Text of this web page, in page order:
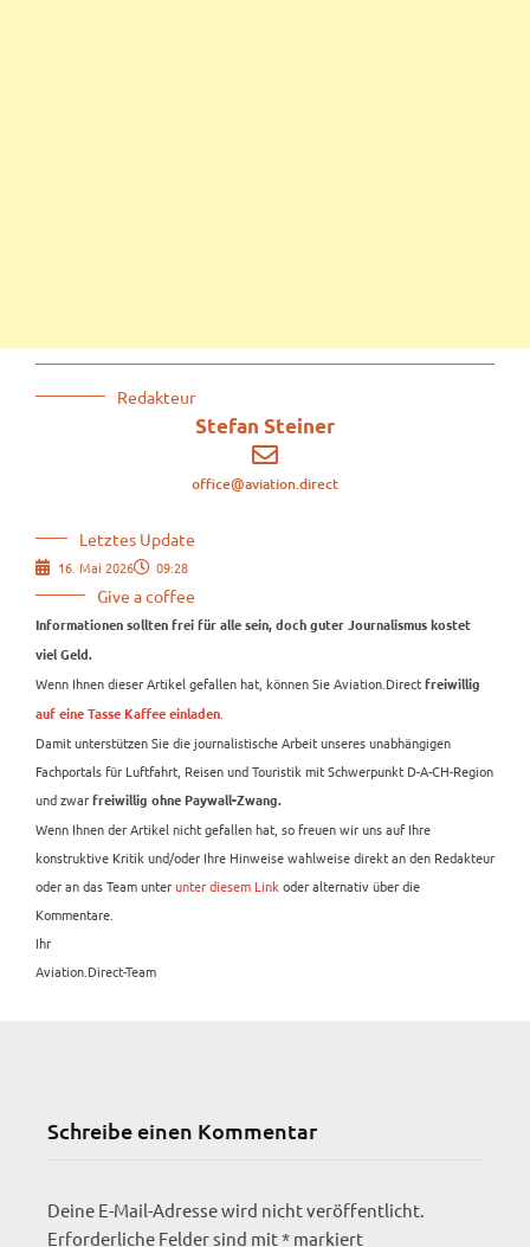
Redakteur
Stefan Steiner
office@aviation.direct
Letztes Update
16. Mai 2026 09:28
Give a coffee
Informationen sollten frei für alle sein, doch guter Journalismus kostet
viel Geld.
Wenn Ihnen dieser Artikel gefallen hat, können Sie Aviation.Direct freiwillig
auf eine Tasse Kaffee einladen
Damit unterstützen Sie die journalistische Arbeit unseres unabhängigen
Fachportals für Luftfahrt, Reisen und Touristik mit Schwerpunkt D-A-CH-Region
und zwar freiwillig ohne Paywall-Zwang.
Wenn Ihnen der Artikel nicht gefallen hat, so freuen wir uns auf Ihre
konstruktive Kritik und/oder Ihre Hinweise wahlweise direkt an den Redakteur
oder an das Team unterunter diesem Link oder alternativ über die
Kommentare.
Ihr
Aviation.Direct-Team
Schreibe einen Kommentar
Deine E-Mail-Adresse wird nicht veröffentlicht.
Erforderliche Felder sind mit* markiert